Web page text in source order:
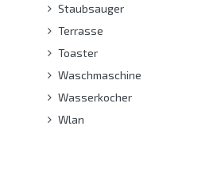
Staubsauger
Terrasse
Toaster
Waschmaschine
Wasserkocher
Wlan